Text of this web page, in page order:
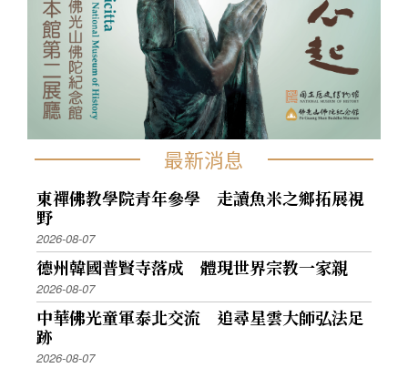
最新消息
東禪佛教學院青年參學 走讀魚米之鄉拓展視
野
2026-08-07
德州韓國普賢寺落成 體現世界宗教一家親
2026-08-07
中華佛光童軍泰北交流 追尋星雲大師弘法足
跡
2026-08-07